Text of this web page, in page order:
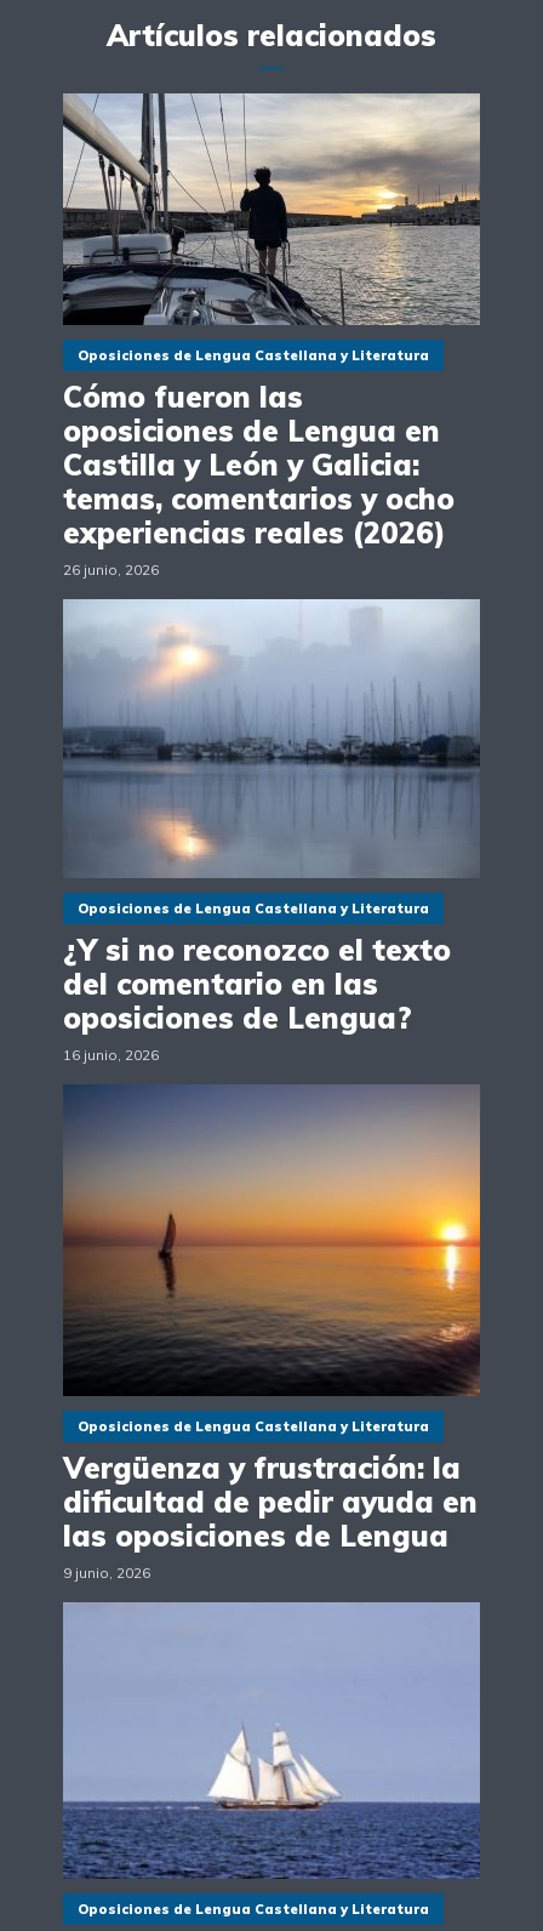
Artículos relacionados
Oposiciones de Lengua Castellana y Literatura
Cómo fueron las
oposiciones de Lengua en
Castilla y León y Galicia:
temas, comentarios y ocho
experiencias reales (2026)
26 junio, 2026
Oposiciones de Lengua Castellana y Literatura
¿Y si no reconozco el texto
del comentario en las
oposiciones de Lengua?
16 junio, 2026
Oposiciones de Lengua Castellana y Literatura
Vergüenza y frustración: la
dificultad de pedir ayuda en
las oposiciones de Lengua
9 junio, 2026
Oposiciones de Lengua Castellana y Literatura